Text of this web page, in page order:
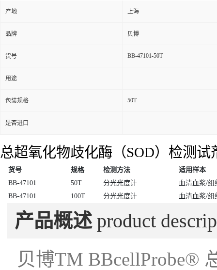
产地 上海
品牌 贝博
货号 BB-47101-50T
用途
包装规格 50T
是否进口
总超氧化物歧化酶（SOD）检测试
货号 规格 检测方法
适用样本
BB-47101
50T 分光光度计
血清血浆/组
BB-47101
100T 分光光度计 血清血浆/组
产品概述 product
贝博TM BBcellProbe®